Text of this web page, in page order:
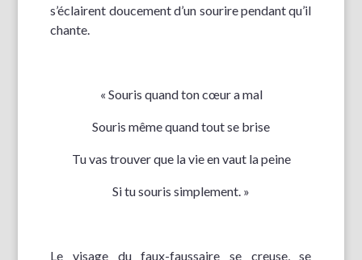
s’éclairent doucement d’un sourire pendant qu’il
chante.
« Souris quand ton cœur a mal
Souris même quand tout se brise
Tu vas trouver que la vie en vaut la peine
Si tu souris simplement. »
Le visage du faux-faussaire se creuse, se